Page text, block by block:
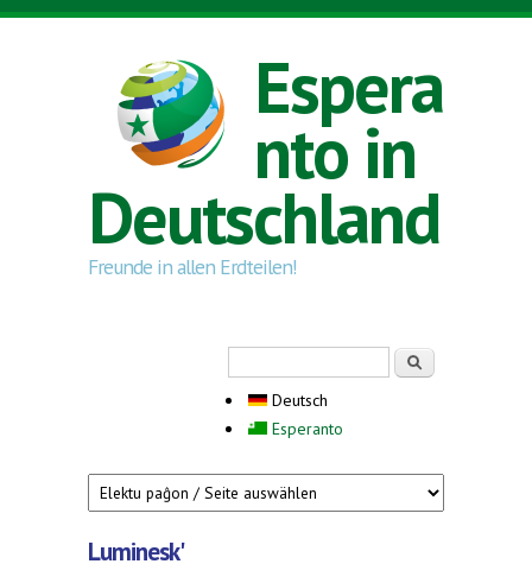
Direkt zum Inhalt
Espera
nto in
Deutschland
Freunde in allen Erdteilen!
Deutsch
Esperanto
Luminesk'